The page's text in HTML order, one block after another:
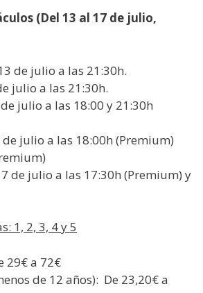
(Del 13 al 17 de julio,
de julio a las 21:30h.
julio a las 21:30h.
julio a las 18:00 y 21:30h
de julio a las 18:00h (Premium)
de julio a las 17:30h (Premium) y
1, 2, 3, 4 y 5
29€ a 72€
de 12 años): De 23,20€ a